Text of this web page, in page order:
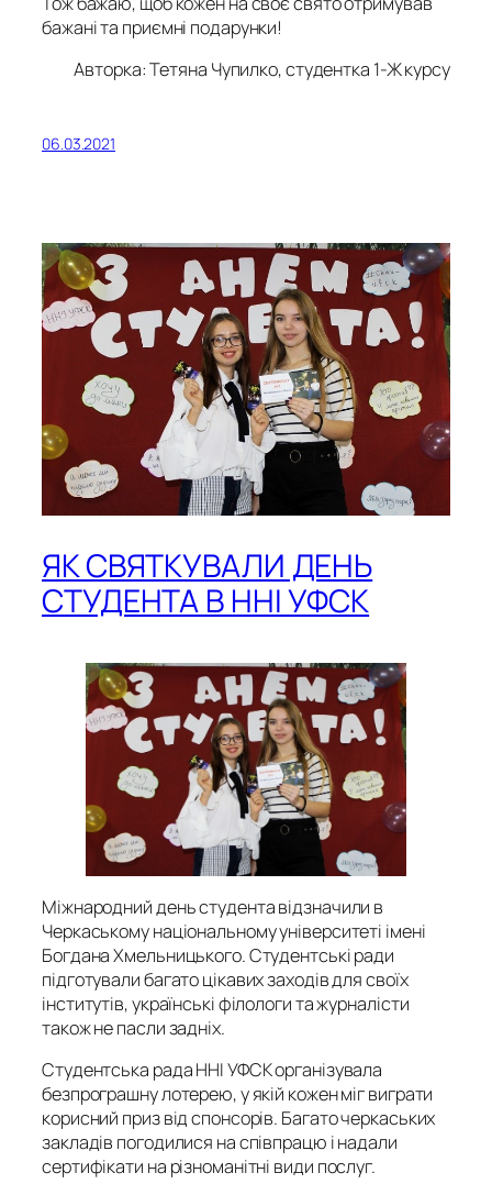
бажані та приємні подарунки!
Авторка: Тетяна Чупилко, студентка 1-Ж курсу
06.03.2021
ЯК СВЯТКУВАЛИ ДЕНЬ
СТУДЕНТА В ННІ УФСК
Міжнародний день студента відзначили в
Черкаському національному університеті імені
Богдана Хмельницького. Студентські ради
підготували багато цікавих заходів для своїх
інститутів, українські філологи та журналісти
також не пасли задніх.
Студентська рада ННІ УФСК організувала
безпрограшну лотерею, у якій кожен міг виграти
корисний приз від спонсорів. Багато черкаських
закладів погодилися на співпрацю і надали
сертифікати на різноманітні види послуг.